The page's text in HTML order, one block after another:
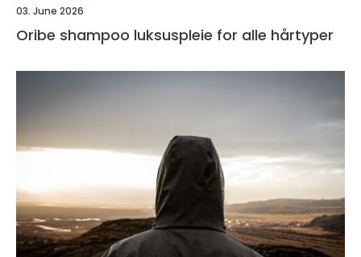
03. June 2026
Oribe shampoo luksuspleie for alle hårtyper